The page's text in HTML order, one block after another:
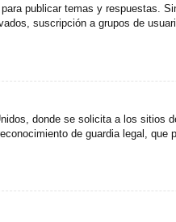
publicar temas y respuestas.
suscripción a grupos de
donde se solicita a los sitios
de guardia legal, que